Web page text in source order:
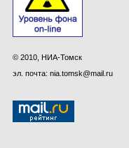
© 2010, НИА-Томск
эл. почта: nia.tomsk@mail.ru